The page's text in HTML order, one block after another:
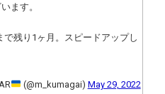
ます。
残り1ヶ月。スピードアップし
(@m_kumagai) May 29, 2022